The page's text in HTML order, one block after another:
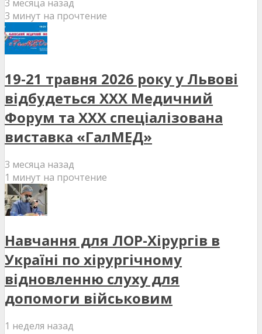
3 месяца назад
3 минут на прочтение
19-21 травня 2026 року у Львові
відбудеться XXX Медичний
Форум та XXX спеціалізована
виставка «ГалМЕД»
3 месяца назад
1 минут на прочтение
Навчання для ЛОР-Хірургів в
Україні по хірургічному
відновленню слуху для
допомоги військовим
1 неделя назад